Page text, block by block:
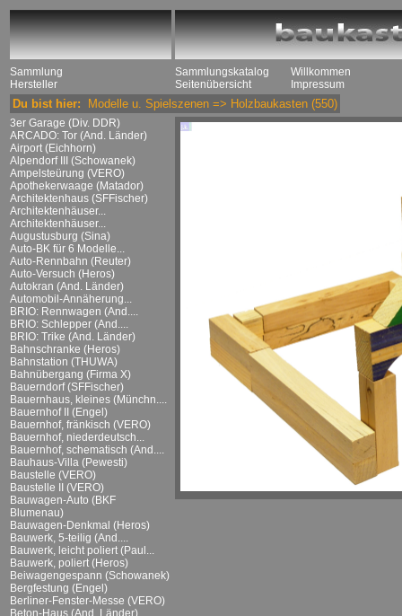
Sammlung
Hersteller
Sammlungskatalog
Seitenübersicht
Willkommen
Impressum
Du bist hier: Modelle u. Spielszenen => Holzbaukasten (550)
3er Garage (Div. DDR)
ARCADO: Tor (And. Länder)
Airport (Eichhorn)
Alpendorf III (Schowanek)
Ampelsteürung (VERO)
Apothekerwaage (Matador)
Architektenhaus (SFFischer)
Architektenhäuser...
Architektenhäuser...
Augustusburg (Sina)
Auto-BK für 6 Modelle...
Auto-Rennbahn (Reuter)
Auto-Versuch (Heros)
Autokran (And. Länder)
Automobil-Annäherung...
BRIO: Rennwagen (And....
BRIO: Schlepper (And....
BRIO: Trike (And. Länder)
Bahnschranke (Heros)
Bahnstation (THUWA)
Bahnübergang (Firma X)
Bauerndorf (SFFischer)
Bauernhaus, kleines (Münchn....
Bauernhof II (Engel)
Bauernhof, fränkisch (VERO)
Bauernhof, niederdeutsch...
Bauernhof, schematisch (And....
Bauhaus-Villa (Pewesti)
Baustelle (VERO)
Baustelle II (VERO)
Bauwagen-Auto (BKF
Blumenau)
Bauwagen-Denkmal (Heros)
Bauwerk, 5-teilig (And....
Bauwerk, leicht poliert (Paul...
Bauwerk, poliert (Heros)
Beiwagengespann (Schowanek)
Bergfestung (Engel)
Berliner-Fenster-Messe (VERO)
Beton-Haus (And. Länder)